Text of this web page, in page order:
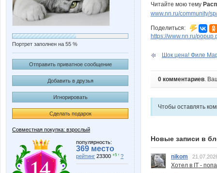
Портрет заполнен на 55 %
Отправить приватное сообщение
Добавить в друзья
Игнорировать
Сделать подарок
Совместная покупка: взрослый
популярность:
369 место
рейтинг 23300 +5 ↑ ?
Читайте мою тему
www.nn.ru/community/
Поделиться:
https://www.nn.ru/
Шок цена! Филе
0 комментариев.
Чтобы оставлять
Новые записи в
nikom
Хотел в IT -